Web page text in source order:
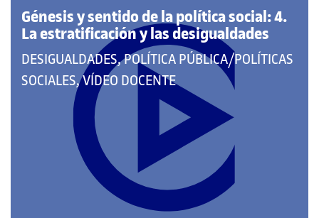
Génesis y sentido de la política social: 4.
La estratificación y las desigualdades
QUE
PERTENECE
CATEGORÍAS:
DESIGUALDADES, POLÍTICA PÚBLICA/POLÍTICAS
SOCIALES, VÍDEO DOCENTE